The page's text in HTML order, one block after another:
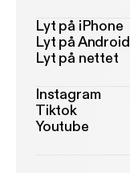
Lyt på iPhone
Lyt på Android
Lyt på nettet
Instagram
Tiktok
Youtube